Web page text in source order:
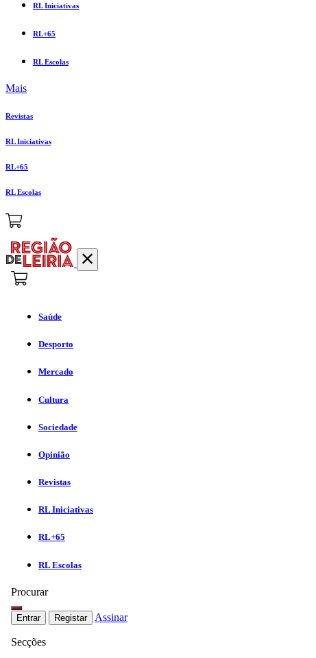
RL Iniciativas
RL+65
RL Escolas
Mais
Revistas
RL Iniciativas
RL+65
RL Escolas
Saúde
Desporto
Mercado
Cultura
Sociedade
Opinião
Revistas
RL Iniciativas
RL+65
RL Escolas
Procurar
Entrar Registar Assinar
Secções